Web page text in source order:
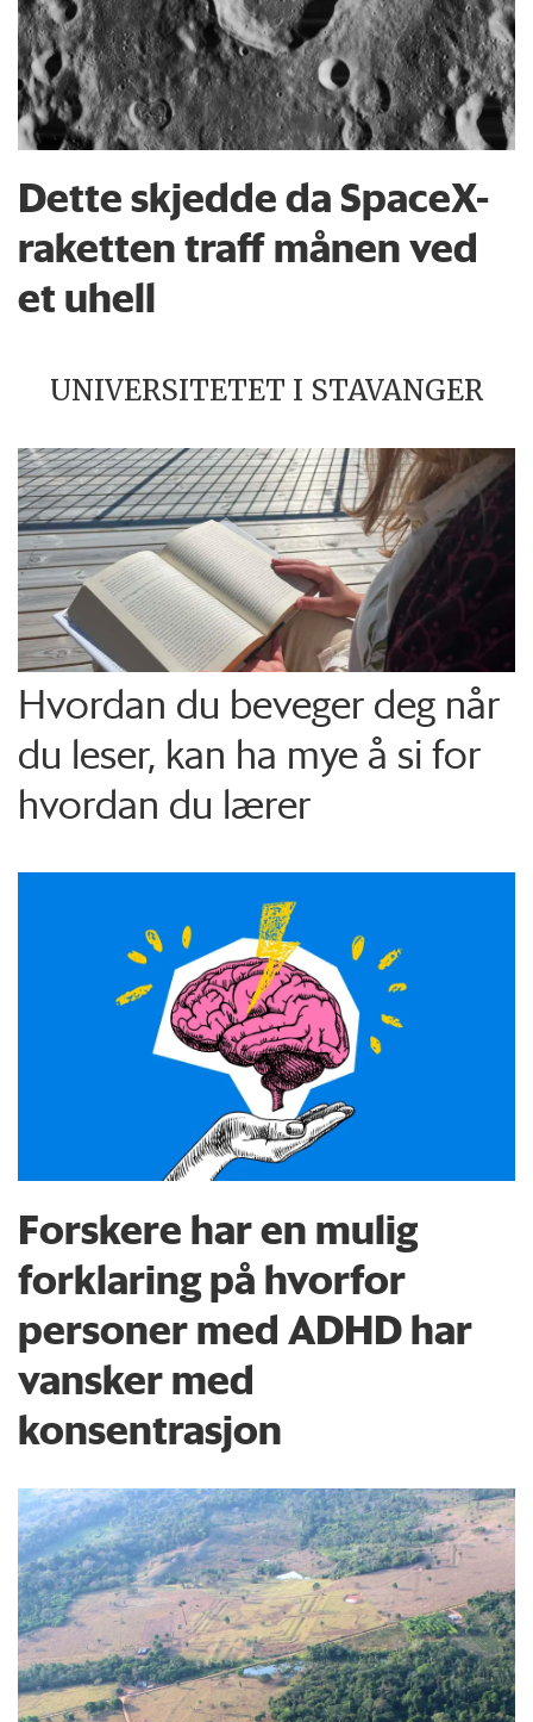
Dette skjedde da SpaceX-
raketten traff månen ved
et uhell
UNIVERSITETET I STAVANGER
Hvordan du beveger deg når
du leser, kan ha mye å si for
hvordan du lærer
Forskere har en mulig
forklaring på hvorfor
personer med ADHD har
vansker med
konsentrasjon